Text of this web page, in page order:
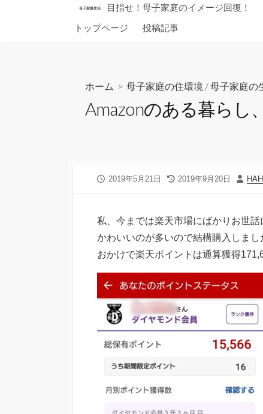
母子家庭生活 目指せ！母子家庭のイメージ回復！
トップページ 投稿記事
ホーム > 母子家庭の住環境 /母子家庭の
Amazonのある暮らし
公
2019年5月21日
最
新
日
2019年9月20日
投
私、今までは楽天市場にばかりお世
かわいいのが多いので結構購入しまし
おかけで楽天ポイントは通算獲得